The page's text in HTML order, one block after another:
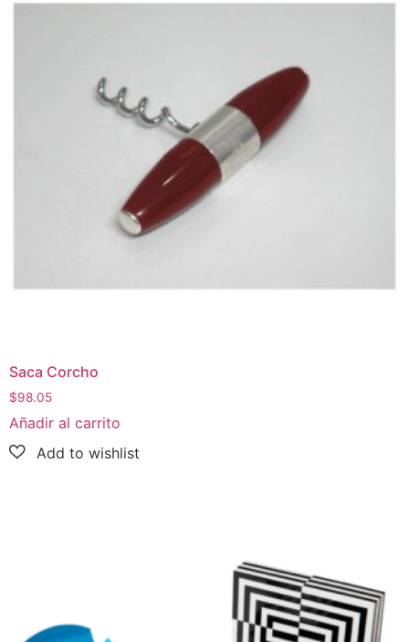
Saca Corcho
$98.05
Añadir al carrito